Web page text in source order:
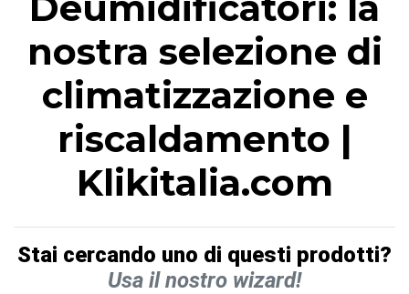
nostra selezione di
climatizzazione e
riscaldamento |
Klikitalia.com
Stai cercando uno di questi prodotti?
Usa il nostro wizard!